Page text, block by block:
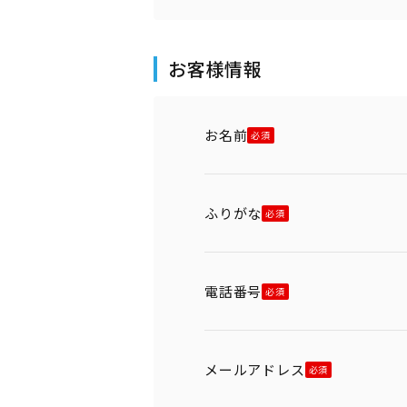
お客様情報
お名前
ふりがな
電話番号
メールアドレス